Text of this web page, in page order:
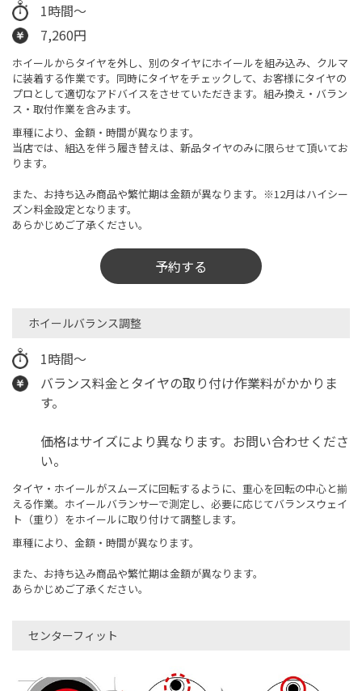
1時間～
7,260円
ホイールからタイヤを外し、別のタイヤにホイールを組み込み、クルマ
に装着する作業です。同時にタイヤをチェックして、お客様にタイヤの
プロとして適切なアドバイスをさせていただきます。​組み換え・バラン
ス・取付作業を含みます。
車種により、金額・時間が異なります。
当店では、組込を伴う履き替えは、新品タイヤのみに限らせて頂いてお
ります。
また、お持ち込み商品や繁忙期は金額が異なります。※12月はハイシー
ズン料金設定となります。
あらかじめご了承ください。
予約する
ホイールバランス調整
1時間～
バランス料金とタイヤの取り付け作業料がかかりま
す。
価格はサイズにより異なります。お問い合わせくださ
い。
タイヤ・ホイールがスムーズに回転するように、重心を回転の中心と揃
える作業。ホイールバランサーで測定し、必要に応じてバランスウェイ
ト（重り）をホイールに取り付けて調整します。
車種により、金額・時間が異なります。
また、お持ち込み商品や繁忙期は金額が異なります。
あらかじめご了承ください。
センターフィット